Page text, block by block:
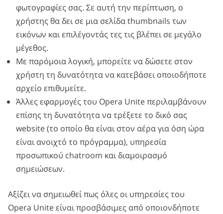
φωτογραφίες σας. Σε αυτή την περίπτωση, ο
χρήστης θα δει σε μια σελίδα thumbnails των
εικόνων και επιλέγοντάς τες τις βλέπει σε μεγάλο
μέγεθος.
Με παρόμοια λογική, μπορείτε να δώσετε στον
χρήστη τη δυνατότητα να κατεβάσει οποιοδήποτε
αρχείο επιθυμείτε.
Άλλες εφαρμογές του Opera Unite περιλαμβάνουν
επίσης τη δυνατότητα να τρέξετε το δικό σας
website (το οποίο θα είναι στον αέρα για όση ώρα
είναι ανοιχτό το πρόγραμμα), υπηρεσία
προσωπικού chatroom και διαμοιρασμό
σημειώσεων.
Αξίζει να σημειωθεί πως όλες οι υπηρεσίες του
Opera Unite είναι προσβάσιμες από οποιονδήποτε